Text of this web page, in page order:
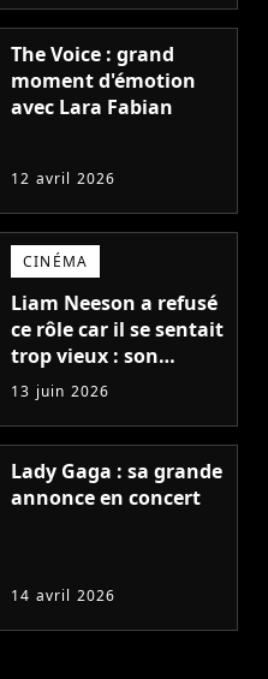
The Voice : grand
moment d'émotion
avec Lara Fabian
12 avril 2026
CINÉMA
Liam Neeson a refusé
ce rôle car il se sentait
trop vieux : son
remplaçant a
remporté un Oscar et
est considéré comme
le plus grand acteur
de tous les temps
13 juin 2026
Lady Gaga : sa grande
annonce en concert
14 avril 2026